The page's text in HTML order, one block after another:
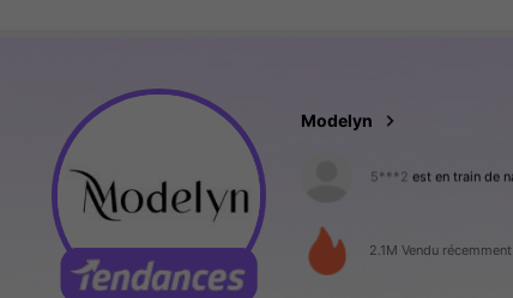
Modelyn5***2
4.92
1.2M Suiveurs
2.1M Vendu récemment